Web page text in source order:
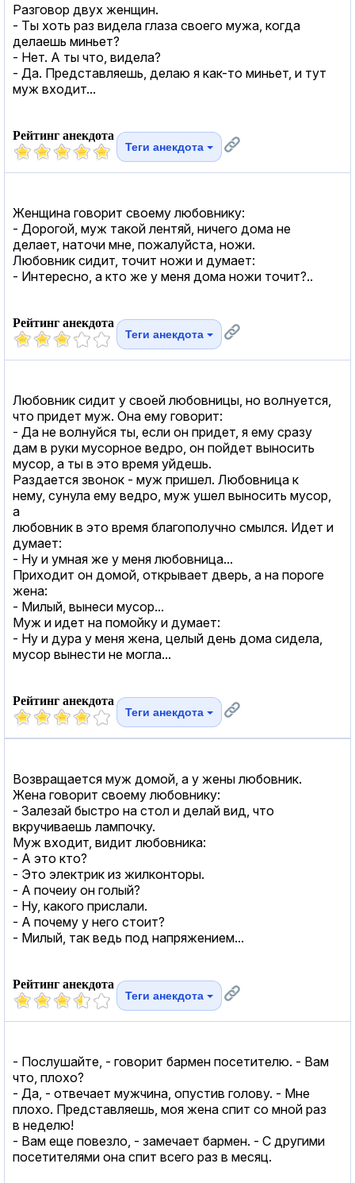
Разговор двух женщин.
- Ты хоть раз видела глаза своего мужа, когда
делаешь миньет?
- Нет. А ты что, видела?
- Да. Представляешь, делаю я как-то миньет, и тут
муж входит...
Рейтинг анекдота
Теги анекдота
Женщина говорит своему любовнику:
- Дорогой, муж такой лентяй, ничего дома не
делает, наточи мне, пожалуйста, ножи.
Любовник сидит, точит ножи и думает:
- Интересно, а кто же у меня дома ножи точит?..
Рейтинг анекдота
Теги анекдота
Любовник сидит у своей любовницы, но волнуется,
что придет муж. Она ему говорит:
- Да не волнуйся ты, если он придет, я ему сразу
дам в руки мусорное ведро, он пойдет выносить
мусор, а ты в это время уйдешь.
Раздается звонок - муж пришел. Любовница к
нему, сунула ему ведро, муж ушел выносить мусор,
а
любовник в это время благополучно смылся. Идет и
думает:
- Ну и умная же у меня любовница...
Приходит он домой, открывает дверь, а на пороге
жена:
- Милый, вынеси мусор...
Муж и идет на помойку и думает:
- Ну и дура у меня жена, целый день дома сидела,
мусор вынести не могла...
Рейтинг анекдота
Теги анекдота
Возвращается муж домой, а у жены любовник.
Жена говорит своему любовнику:
- Залезай быстро на стол и делай вид, что
вкручиваешь лампочку.
Муж входит, видит любовника:
- А это кто?
- Это электрик из жилконторы.
- А почеиу он голый?
- Ну, какого прислали.
- А почему у него стоит?
- Милый, так ведь под напряжением...
Рейтинг анекдота
Теги анекдота
- Послушайте, - говорит бармен посетителю. - Вам
что, плохо?
- Да, - отвечает мужчина, опустив голову. - Мне
плохо. Представляешь, моя жена спит со мной раз
в неделю!
- Вам еще повезло, - замечает бармен. - С другими
посетителями она спит всего раз в месяц.